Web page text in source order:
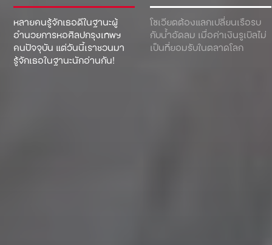
หลายคนรู้จักเธอดีในฐานะผู้
อำนวยการหอศิลปกรุงเทพฯ
คนปัจจุบัน แต่วันนี้เราชวนมา
รู้จักเธอในฐานะนักอ่านกัน!
โซเวียตต้องแลกเปลี่ยนเรือรบ
กับน้ำอัดลม เมื่อค่าเงินรูเบิลไม่
เป็นที่ยอมรับในตลาดโลก